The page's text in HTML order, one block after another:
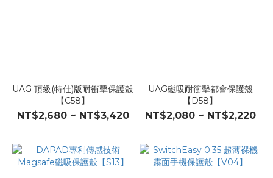
UAG 頂級(特仕)版耐衝擊保護殼
【C58】
NT$2,680 ~ NT$3,420
UAG磁吸耐衝擊都會保護殼
【D58】
NT$2,080 ~ NT$2,220